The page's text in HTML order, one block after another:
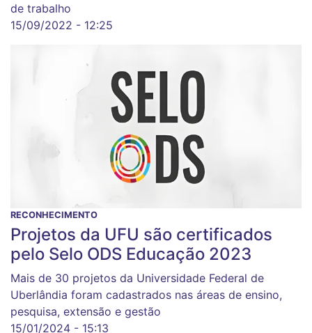
de trabalho
15/09/2022 - 12:25
RECONHECIMENTO
Projetos da UFU são certificados
pelo Selo ODS Educação 2023
Mais de 30 projetos da Universidade Federal de
Uberlândia foram cadastrados nas áreas de ensino,
pesquisa, extensão e gestão
15/01/2024 - 15:13